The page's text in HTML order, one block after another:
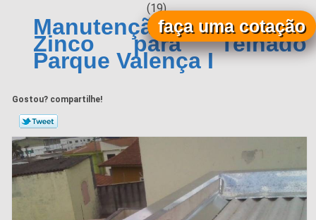
(19)
Manutenção de Calha de
Zinco para Telhado
Parque Valença I
Gostou? compartilhe!
faça uma cotação